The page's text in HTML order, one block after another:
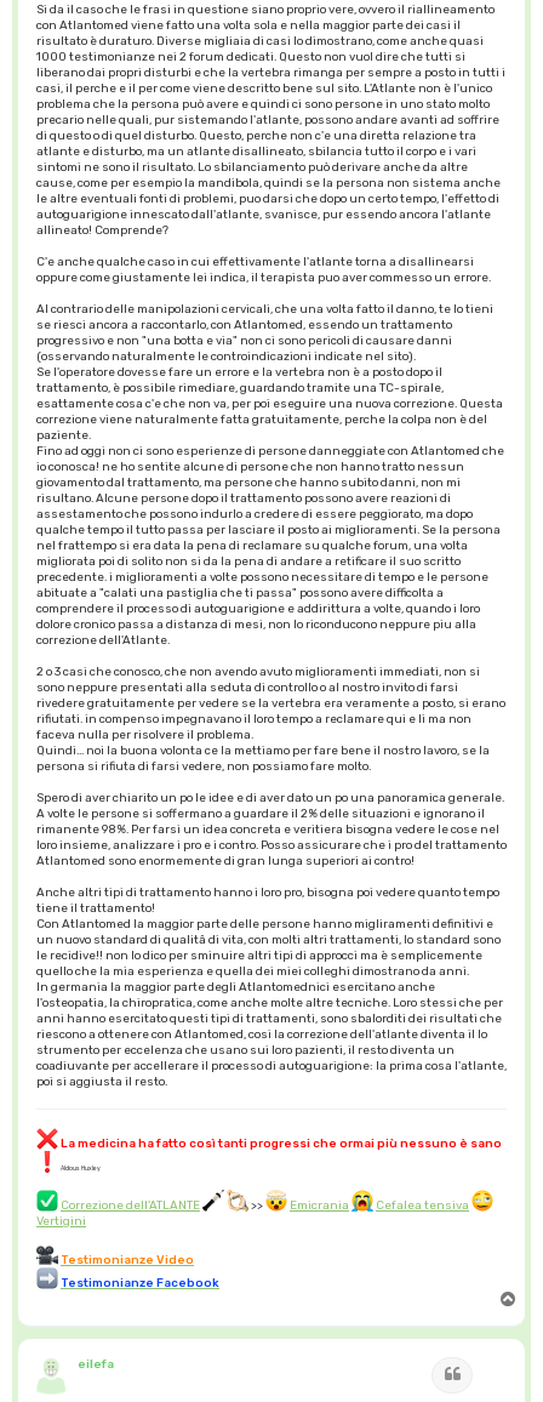
Si da il caso che le frasi in questione siano proprio vere, ovvero il riallineamento
con Atlantomed viene fatto una volta sola e nella maggior parte dei casi il
risultato è duraturo. Diverse migliaia di casi lo dimostrano, come anche quasi
1000 testimonianze nei 2 forum dedicati. Questo non vuol dire che tutti si
liberano dai propri disturbi e che la vertebra rimanga per sempre a posto in tutti i
casi, il perche e il per come viene descritto bene sul sito. L'Atlante non è l'unico
problema che la persona può avere e quindi ci sono persone in uno stato molto
precario nelle quali, pur sistemando l'atlante, possono andare avanti ad soffrire
di questo o di quel disturbo. Questo, perche non c'e una diretta relazione tra
atlante e disturbo, ma un atlante disallineato, sbilancia tutto il corpo e i vari
sintomi ne sono il risultato. Lo sbilanciamento può derivare anche da altre
cause, come per esempio la mandibola, quindi se la persona non sistema anche
le altre eventuali fonti di problemi, puo darsi che dopo un certo tempo, l'effetto di
autoguarigione innescato dall'atlante, svanisce, pur essendo ancora l'atlante
allineato! Comprende?
C'e anche qualche caso in cui effettivamente l'atlante torna a disallinearsi
oppure come giustamente lei indica, il terapista puo aver commesso un errore.
Al contrario delle manipolazioni cervicali, che una volta fatto il danno, te lo tieni
se riesci ancora a raccontarlo, con Atlantomed, essendo un trattamento
progressivo e non "una botta e via" non ci sono pericoli di causare danni
(osservando naturalmente le controindicazioni indicate nel sito).
Se l'operatore dovesse fare un errore e la vertebra non è a posto dopo il
trattamento, è possibile rimediare, guardando tramite una TC-spirale,
esattamente cosa c'e che non va, per poi eseguire una nuova correzione. Questa
correzione viene naturalmente fatta gratuitamente, perche la colpa non è del
paziente.
Fino ad oggi non ci sono esperienze di persone danneggiate con Atlantomed che
io conosca! ne ho sentite alcune di persone che non hanno tratto nessun
giovamento dal trattamento, ma persone che hanno subito danni, non mi
risultano. Alcune persone dopo il trattamento possono avere reazioni di
assestamento che possono indurlo a credere di essere peggiorato, ma dopo
qualche tempo il tutto passa per lasciare il posto ai miglioramenti. Se la persona
nel frattempo si era data la pena di reclamare su qualche forum, una volta
migliorata poi di solito non si da la pena di andare a retificare il suo scritto
precedente. i miglioramenti a volte possono necessitare di tempo e le persone
abituate a "calati una pastiglia che ti passa" possono avere difficolta a
comprendere il processo di autoguarigione e addirittura a volte, quando i loro
dolore cronico passa a distanza di mesi, non lo riconducono neppure piu alla
correzione dell'Atlante.
2 o 3 casi che conosco, che non avendo avuto miglioramenti immediati, non si
sono neppure presentati alla seduta di controllo o al nostro invito di farsi
rivedere gratuitamente per vedere se la vertebra era veramente a posto, si erano
rifiutati. in compenso impegnavano il loro tempo a reclamare qui e li ma non
faceva nulla per risolvere il problema.
Quindi... noi la buona volonta ce la mettiamo per fare bene il nostro lavoro, se la
persona si rifiuta di farsi vedere, non possiamo fare molto.
Spero di aver chiarito un po le idee e di aver dato un po una panoramica generale.
A volte le persone si soffermano a guardare il 2% delle situazioni e ignorano il
rimanente 98%. Per farsi un idea concreta e veritiera bisogna vedere le cose nel
loro insieme, analizzare i pro e i contro. Posso assicurare che i pro del trattamento
Atlantomed sono enormemente di gran lunga superiori ai contro!
Anche altri tipi di trattamento hanno i loro pro, bisogna poi vedere quanto tempo
tiene il trattamento!
Con Atlantomed la maggior parte delle persone hanno migliramenti definitivi e
un nuovo standard di qualitâ di vita, con molti altri trattamenti, lo standard sono
le recidive!! non lo dico per sminuire altri tipi di approcci ma è semplicemente
quello che la mia esperienza e quella dei miei colleghi dimostrano da anni.
In germania la maggior parte degli Atlantomednici esercitano anche
l'osteopatia, la chiropratica, come anche molte altre tecniche. Loro stessi che per
anni hanno esercitato questi tipi di trattamenti, sono sbalorditi dei risultati che
riescono a ottenere con Atlantomed, cosi la correzione dell'atlante diventa il lo
strumento per eccelenza che usano sui loro pazienti, il resto diventa un
coadiuvante per accellerare il processo di autoguarigione: la prima cosa l'atlante,
poi si aggiusta il resto.
La medicina ha fatto così tanti progressi che ormai più nessuno è sano
Aldous Huxley
Correzione dell'ATLANTE >> Emicrania
Cefalea tensiva
Vertigini
Testimonianze Video
Testimonianze Facebook
p
eilefa